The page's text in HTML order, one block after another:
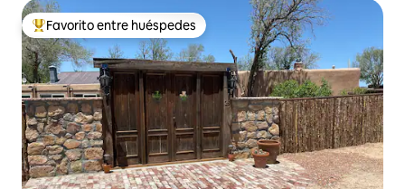
Favorito entre huéspedes preferido
Favorito entre huéspedes